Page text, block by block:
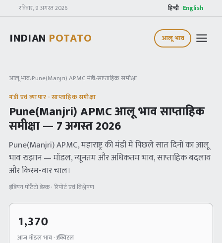
रविवार, 9 अगस्त 2026 हिन्दी · English
INDIAN POTATO आलू भाव
आलू भाव›Pune(Manjri) APMCमंडी›साप्ताहिक समीक्षा
मंडी एवं व्यापार · साप्ताहिक समीक्षा
Pune(Manjri) APMCआलू भाव साप्ताहिक
समीक्षा — 7 अगस्त 2026
Pune(Manjri) APMC, महाराष्ट्रकी मंडी में पिछले सात दिनों का आलू
भाव रुझान — मॉडल, न्यूनतम और अधिकतम भाव, साप्ताहिक बदलाव
और किस्म-वार चाल।
इंडियन पोटैटो डेस्क · रिपोर्ट एवं विश्लेषण
1,370
आज मॉडल भाव · ₹/क्विंटल